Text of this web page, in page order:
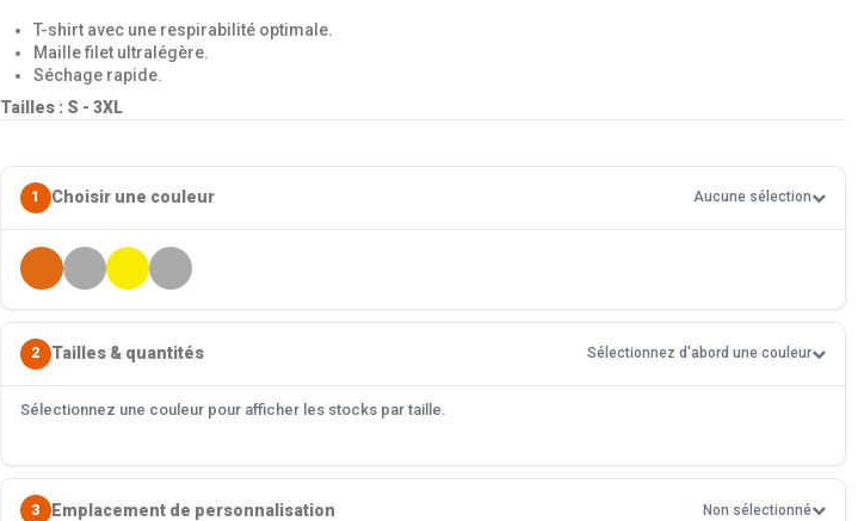
T-shirt avec une respirabilité optimale.
Maille filet ultralégère.
Séchage rapide.
Tailles : S - 3XL
1 Choisir une couleur Aucune sélection
2 Tailles & quantités Sélectionnez d'abord une couleur
Sélectionnez une couleur pour afficher les stocks par taille.
3 Emplacement de personnalisation Non sélectionné